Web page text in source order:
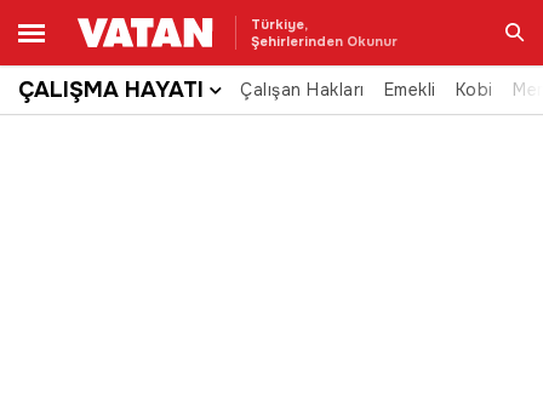
Türkiye,
Şehirlerinden Okunur
Ara
ÇALIŞMA HAYATI Çalışan Hakları Emekli Kobi